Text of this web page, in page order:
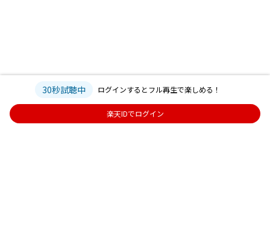
30秒試聴中 ログインするとフル再生で楽しめる！
楽天IDでログイン